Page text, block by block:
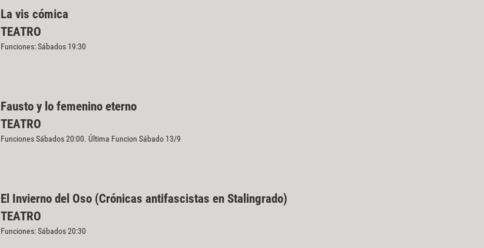
La vis cómica
TEATRO
Funciones: Sábados 19:30
Fausto y lo femenino eterno
TEATRO
Funciones Sábados 20:00. Última Funcion Sábado 13/9
El Invierno del Oso (Crónicas antifascistas en Stalingrado)
TEATRO
Funciones: Sábados 20:30